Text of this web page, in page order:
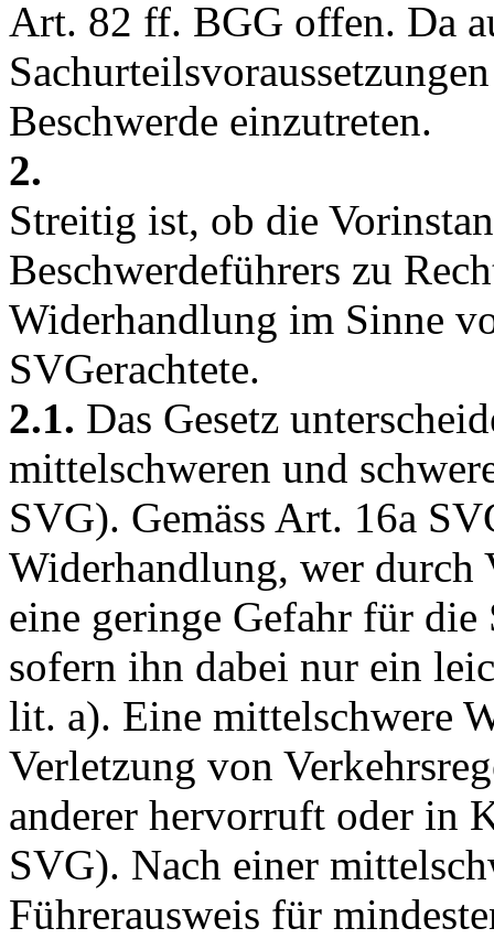
Art. 82 ff. BGG offen. Da
Beschwerde einzutreten.
2.
Streitig ist, ob die
Beschwerdeführers zu
Widerhandlung im Sinne
SVGerachtete.
2.1. Das Gesetz
mittelschweren und
SVG). Gemäss Art. 16a
Widerhandlung, wer durch
eine geringe Gefahr für
sofern ihn dabei nur ein
lit. a). Eine mittelschwere
Verletzung von
anderer hervorruft oder in
SVG). Nach einer
Führerausweis für